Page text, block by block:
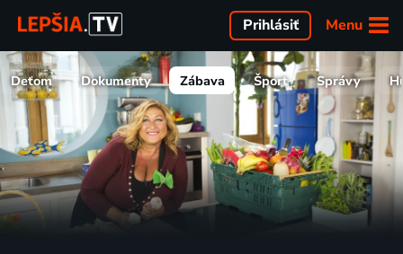
Menu
Prihlásiť
Deťom Dokumenty Zábava Šport Správy